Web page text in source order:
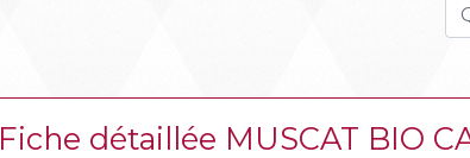
Fiche détaillée MUSCAT BIO